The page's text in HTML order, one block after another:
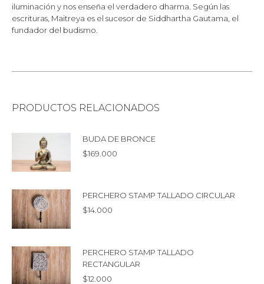
iluminación y nos enseña el verdadero dharma. Según las
escrituras, Maitreya es el sucesor de Siddhartha Gautama, el
fundador del budismo.
PRODUCTOS RELACIONADOS
BUDA DE BRONCE
$169.000
PERCHERO STAMP TALLADO CIRCULAR
$14.000
PERCHERO STAMP TALLADO
RECTANGULAR
$12.000